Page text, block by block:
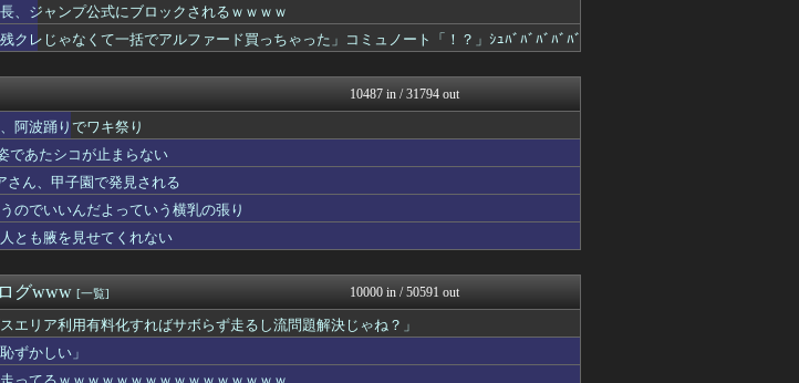
え！！！【乃木坂46】
じわ速 芸能ニュースまとめ
入へ「アーセナルサポの好きなクラブ...
マニア・オブ・フットボール...
トをつくれない、ストライクを投...
ベイスターズNEWS
育児板拾い読み
フター凄いな
割超が｢人生の敗者｣自認
理想ちゃんねる
リオでは、人気キャラも殺していき...
アニゲー速報
マホに送信してきた
動画にファンが『絶句』してしまう...
ｗｗｗｗｗｗ
アナ速‐女子アナ画像速報
奴 ← こいつｗｗｗｗｗｗｗｗｗｗ
今日速2ch
手を取りお胸に押し当てる（画像あり...
mashlife通信
アになるwww
異世界転生まとめ速報
がHすぎる
まとめ芸能＠美女画像まとめ...
、ジャンプ公式にブロックされるｗｗｗｗ
クレじゃなくて一括でアルファード買っちゃった」コミュノート「！？」ｼｭﾊﾞﾊﾞﾊﾞﾊﾞﾊﾞ
10487 in / 31794 out
阿波踊りでワキ祭り
であたシコが止まらない
さん、甲子園で発見される
のでいいんだよっていう横乳の張り
とも腋を見せてくれない
グwww [一覧] 10000 in / 50591 out
エリア利用有料化すればサボらず走るし流問題解決じゃね？」
ずかしい」